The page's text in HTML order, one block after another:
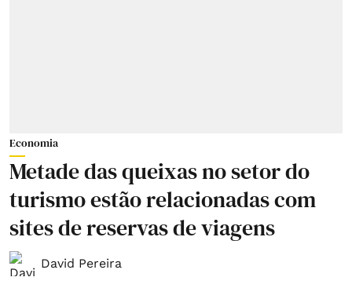
Economia
Metade das queixas no setor do
turismo estão relacionadas com
sites de reservas de viagens
David Pereira